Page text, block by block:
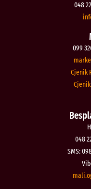
048
099
Cjenik
048
SMS: